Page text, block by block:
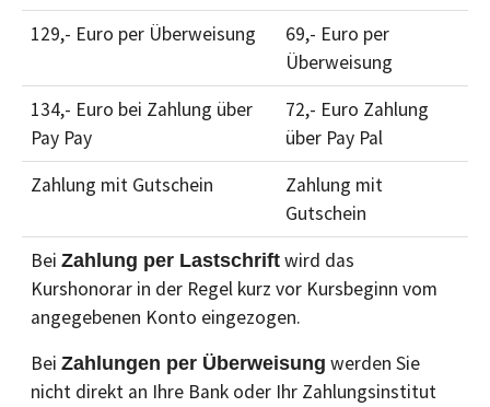
129,- Euro per Überweisung
69,- Euro per
Überweisung
134,- Euro bei Zahlung über
Pay Pay
72,- Euro Zahlung
über Pay Pal
Zahlung mit Gutschein
Zahlung mit
Gutschein
Bei Zahlung per Lastschrift wird das
Kurshonorar in der Regel kurz vor Kursbeginn vom
angegebenen Konto eingezogen.
Bei Zahlungen per Überweisung werden Sie
nicht direkt an Ihre Bank oder Ihr Zahlungsinstitut